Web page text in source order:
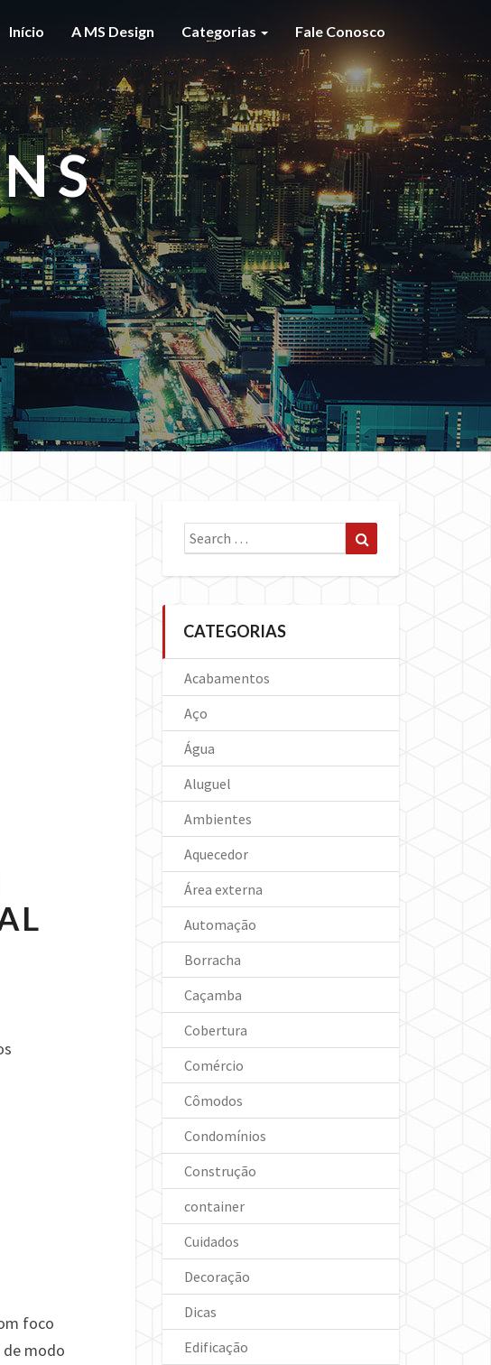
Início A MS Design Categorias Fale Conosco
foco
de modo
Search
for:
CATEGORIAS
Acabamentos
Aço
Água
Aluguel
Ambientes
Aquecedor
Área externa
Automação
Borracha
Caçamba
Cobertura
Comércio
Cômodos
Condomínios
Construção
container
Cuidados
Decoração
Dicas
Edificação